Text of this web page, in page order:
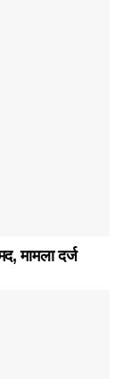
मामला दर्ज